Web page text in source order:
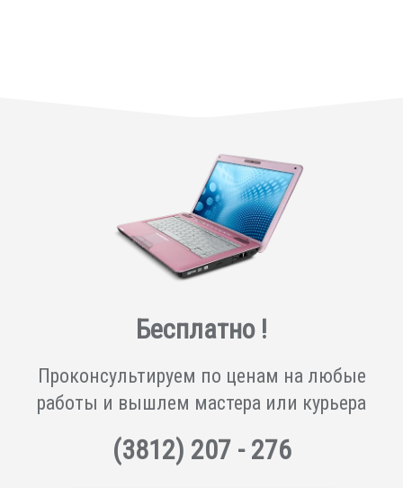
Бесплатно !
Проконсультируем по ценам на любые
работы и вышлем мастера или курьера
(3812) 207 - 276